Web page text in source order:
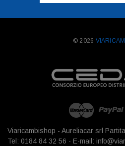
mail
© 2026
Viaricambishop - Aureliacar srl
Tel: 0184 84 32 56 - E-mail: